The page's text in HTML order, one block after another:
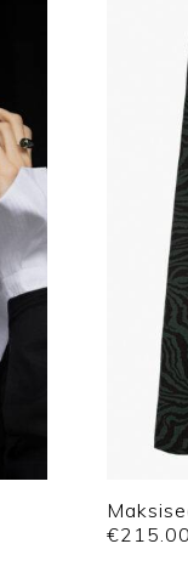
€215.00